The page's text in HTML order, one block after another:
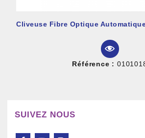
Cliveuse Fibre Optique
Référence :
SUIVEZ NOUS